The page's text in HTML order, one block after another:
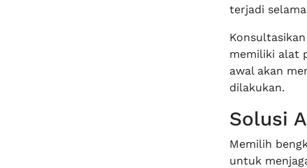
terjadi
memiliki alat
awal akan
dilakukan.
Solusi
Memilih
untuk